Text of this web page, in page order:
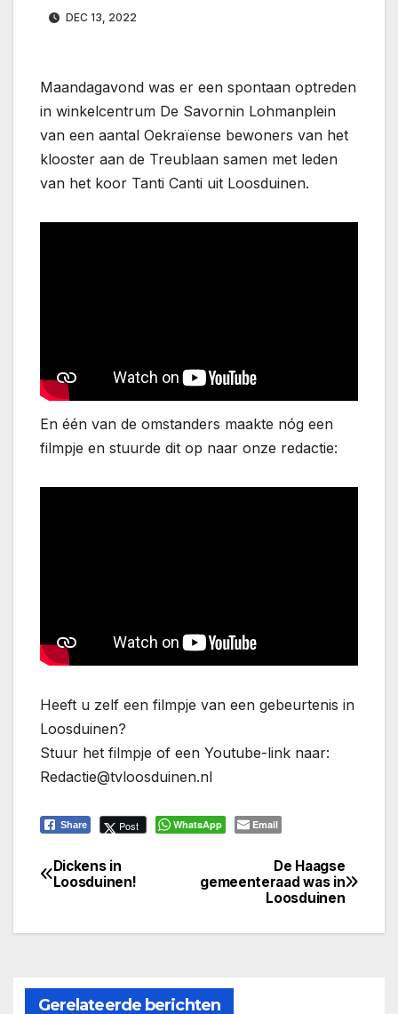
DEC 13, 2022
Maandagavond was er een spontaan optreden
in winkelcentrum De Savornin Lohmanplein
van een aantal Oekraïense bewoners van het
klooster aan de Treublaan samen met leden
van het koor Tanti Canti uit Loosduinen.
En één van de omstanders maakte nóg een
filmpje en stuurde dit op naar onze redactie:
Heeft u zelf een filmpje van een gebeurtenis in
Loosduinen?
Stuur het filmpje of een Youtube-link naar:
Redactie@tvloosduinen.nl
Share Post WhatsApp Email
Bericht
De Haagse
gemeenteraad was in
Loosduinen
Dickens in
Loosduinen!
Gerelateerde berichten